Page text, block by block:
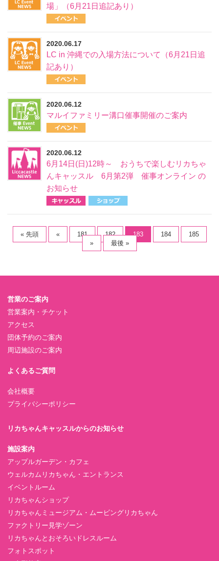
場」（6月21日追記あり）
2020.06.17
LC in 沖縄での入場方法について（6月21日追
記あり）
2020.06.12
マルイファミリー溝口催事開催のご案内
2020.06.12
6月14日(日)12時～ おうちで楽しむリカちゃ
んキャッスル 6月第2弾 催事オンライン の
お知らせ
« 先頭 « 181 182 183 184
185
»
最後 »
営業のご案内
営業案内・チケット
アクセス
団体予約のご案内
周辺施設のご案内
よくあるご質問
会社概要
プライバシーポリシー
リカちゃんキャッスルからのお知らせ
施設案内
アップルガーデン・カフェ
ウェルカムリカちゃん・エントランス
イベントルーム
リカちゃんショップ
リカちゃんミュージアム・ムービングリカちゃん
ファクトリー見学ゾーン
リカちゃんとおそろいドレスルーム
フォトスポット